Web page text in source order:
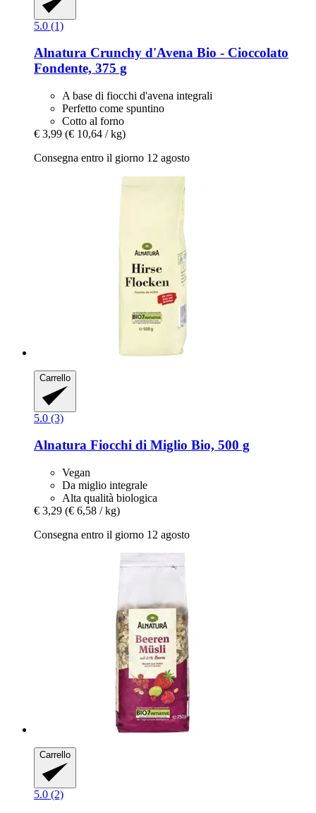
5.0 (1)
Alnatura Crunchy d'Avena Bio -​ Cioccolato
Fondente, 375 g
A base di fiocchi d'avena integrali
Perfetto come spuntino
Cotto al forno
€ 3,99 (€ 10,64 / kg)
Consegna entro il giorno 12 agosto
Carrello
5.0 (3)
Alnatura Fiocchi di Miglio Bio, 500 g
Vegan
Da miglio integrale
Alta qualità biologica
€ 3,29 (€ 6,58 / kg)
Consegna entro il giorno 12 agosto
Carrello
5.0 (2)